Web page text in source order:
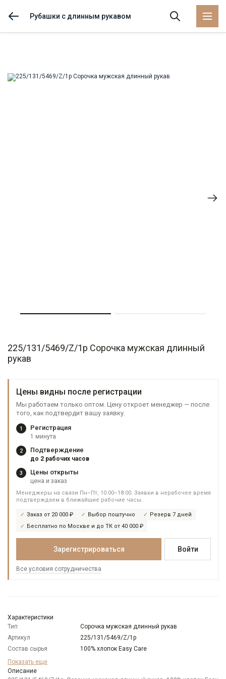
Рубашки с длинным рукавом
225/131/5469/Z/1p Сорочка мужская длинный
рукав
Цены видны после регистрации
Мы работаем только оптом. Цену откроет менеджер — после
того, как подтвердит вашу заявку.
1 Регистрация
1 минута
2 Подтверждение
до 2 рабочих часов
3 Цены открыты
цена и заказ
Менеджеры на связи Пн–Пт, 10:00–18:00. Заявки в нерабочее время
подтверждаем в ближайшие рабочие часы.
Заказ от 20 000 ₽ Выбор поштучно
Резерв 7 дней
Бесплатно по Москве и до ТК от 40 000 ₽
Зарегистрироваться Войти
Все условия сотрудничества
Характеристики
Тип
Сорочка мужская длинный рукав
Артикул
225/131/5469/Z/1p
Состав сырья
100% хлопок Easy Care
Бренд
Модель
Показать еще
Описание